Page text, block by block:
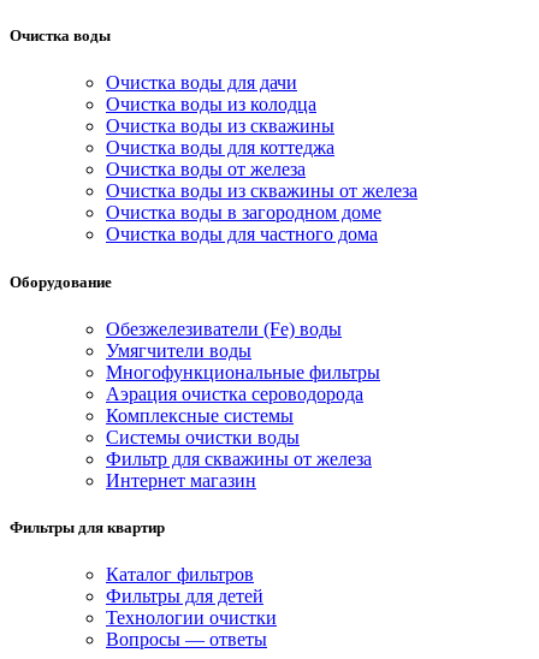
Очистка воды
Очистка воды для дачи
Очистка воды из колодца
Очистка воды из скважины
Очистка воды для коттеджа
Очистка воды от железа
Очистка воды из скважины от железа
Очистка воды в загородном доме
Очистка воды для частного дома
Оборудование
Обезжелезиватели (Fe) воды
Умягчители воды
Многофункциональные фильтры
Аэрация очистка сероводорода
Комплексные системы
Системы очистки воды
Фильтр для скважины от железа
Интернет магазин
Фильтры для квартир
Каталог фильтров
Фильтры для детей
Технологии очистки
Вопросы — ответы